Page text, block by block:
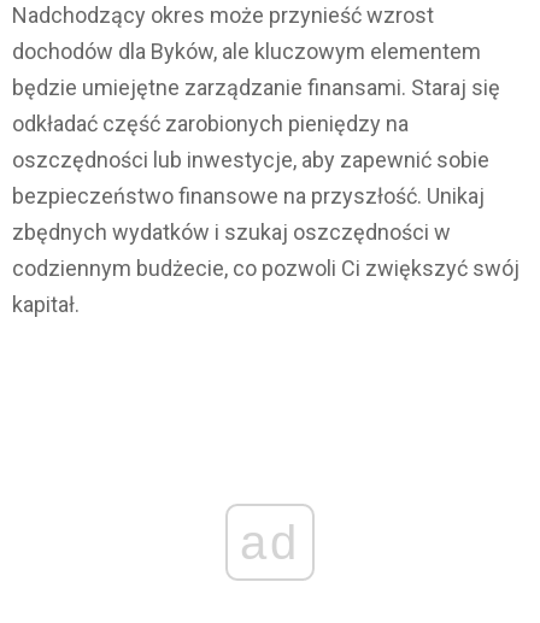
Nadchodzący okres może przynieść wzrost
dochodów dla Byków, ale kluczowym elementem
będzie umiejętne zarządzanie finansami. Staraj się
odkładać część zarobionych pieniędzy na
oszczędności lub inwestycje, aby zapewnić sobie
bezpieczeństwo finansowe na przyszłość. Unikaj
zbędnych wydatków i szukaj oszczędności w
codziennym budżecie, co pozwoli Ci zwiększyć swój
kapitał.
ad